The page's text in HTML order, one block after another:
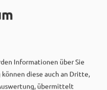
Informationen über Sie
diese auch an Dritte,
übermittelt